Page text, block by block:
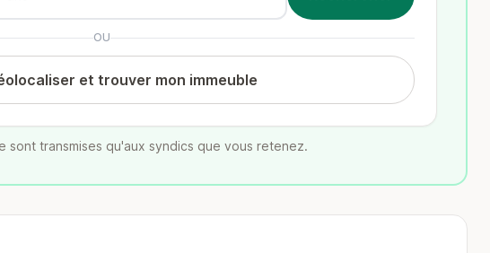
OU
et trouver mon immeuble
sont transmises qu'aux syndics que vous retenez.